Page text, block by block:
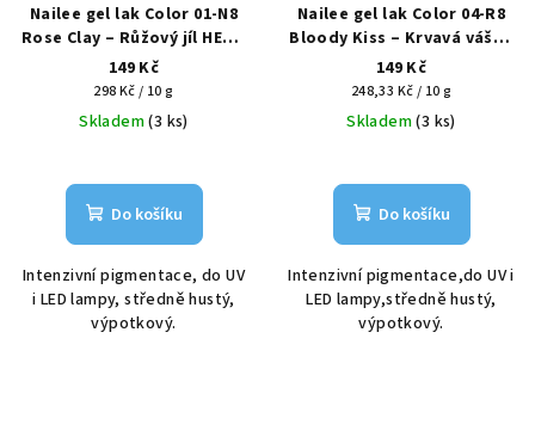
Nailee gel lak Color 01-N8
Rose Clay – Růžový jíl HEMA
Free 6g
149 Kč
Měrná
cena:
298 Kč / 10 g
Skladem(3 ks)
Do košíku
Intenzivní pigmentace, do UV
i LED lampy, středně hustý,
výpotkový.
Nailee gel lak Color 04-R8
Bloody Kiss – Krvavá vášeň
HEMA Free 6g
149 Kč
Měrná
cena:
248,33 Kč / 10 g
Skladem(3 ks)
Do košíku
Intenzivní pigmentace,do UV i
LED lampy,středně hustý,
výpotkový.